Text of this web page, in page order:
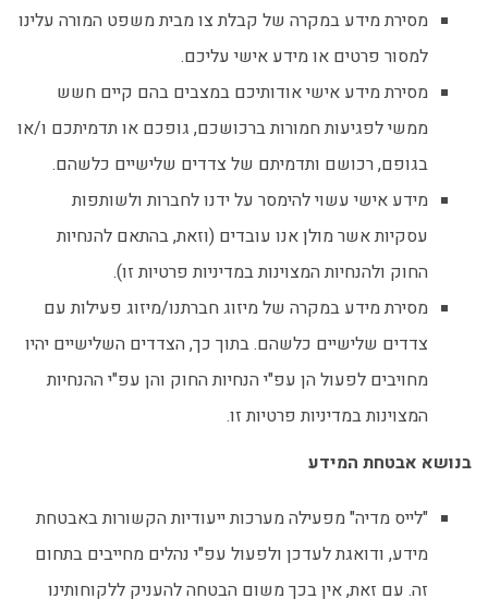
מסירת מידע במקרה של קבלת צו מבית משפט המורה עלינו
למסור פרטים או מידע אישי עליכם.
מסירת מידע אישי אודותיכם במצבים בהם קיים חשש
ממשי לפגיעות חמורות ברכושכם, גופכם או תדמיתכם ו/או
בגופם, רכושם ותדמיתם של צדדים שלישיים כלשהם.
מידע אישי עשוי להימסר על ידנו לחברות ולשותפות
עסקיות אשר מולן אנו עובדים (וזאת, בהתאם להנחיות
החוק ולהנחיות המצוינות במדיניות פרטיות זו).
מסירת מידע במקרה של מיזוג חברתנו/מיזוג פעילות עם
צדדים שלישיים כלשהם. בתוך כך, הצדדים השלישיים יהיו
מחויבים לפעול הן עפ"י הנחיות החוק והן עפ"י ההנחיות
המצוינות במדיניות פרטיות זו.
בנושא אבטחת המידע
"לייס מדיה" מפעילה מערכות ייעודיות הקשורות באבטחת
מידע, ודואגת לעדכן ולפעול עפ"י נהלים מחייבים בתחום
זה. עם זאת, אין בכך משום הבטחה להעניק ללקוחותינו